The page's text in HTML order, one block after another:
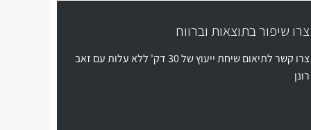
צרו שיפור בתוצאות וברווח
צרו קשר לתיאום שיחת ייעוץ של 30 דק' ללא עלות עם זאב
רונן